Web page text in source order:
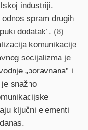
industriji.
spram drugih
dodatak”. (8)
komunikacije
socijalizma je
„poravnana” i
snažno
ključni elementi